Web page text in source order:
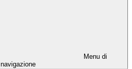
Menu di
navigazione